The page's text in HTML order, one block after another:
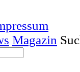
Magazin